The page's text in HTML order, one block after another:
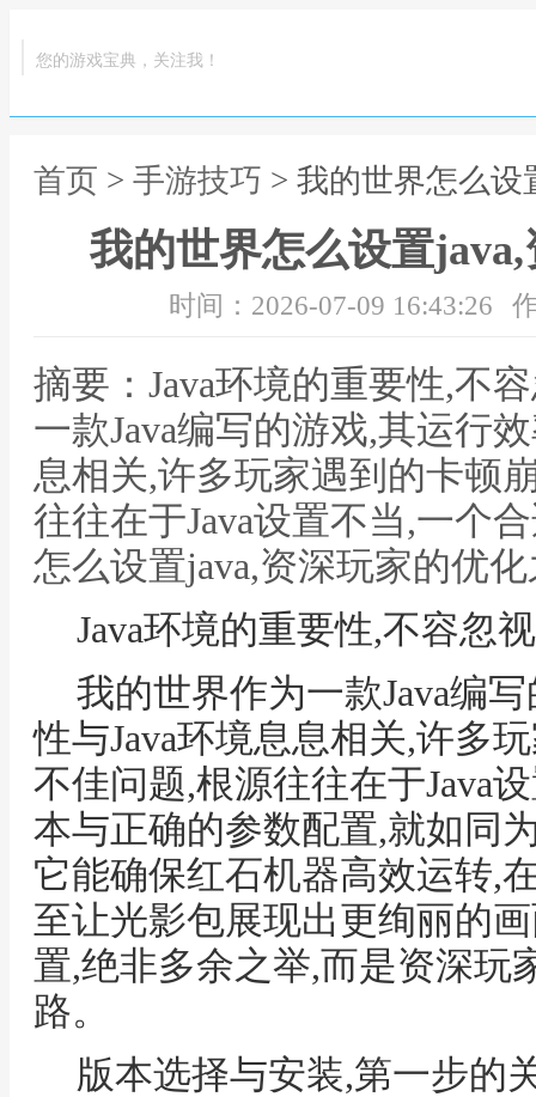
您的游戏宝典，关注我！
首页 > 手游技巧 > 我的世界怎么设
我的世界怎么设置
时间：2026-07-09 16:43:26
摘要：Java环境的重要性,不
一款Java编写的游戏,其运行
息相关,许多玩家遇到的卡顿
往往在于Java设置不当,一个
怎么设置java,资深玩家的优
Java环境的重要性,不容忽
我的世界作为一款Java编
性与Java环境息息相关,许多
不佳问题,根源往往在于Java
本与正确的参数配置,就如同
它能确保红石机器高效运转,
至让光影包展现出更绚丽的
置,绝非多余之举,而是资深玩
路。
版本选择与安装,第一步的